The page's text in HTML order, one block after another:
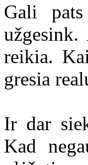
Gali
reikia.
gresia
Ir dar
Kad